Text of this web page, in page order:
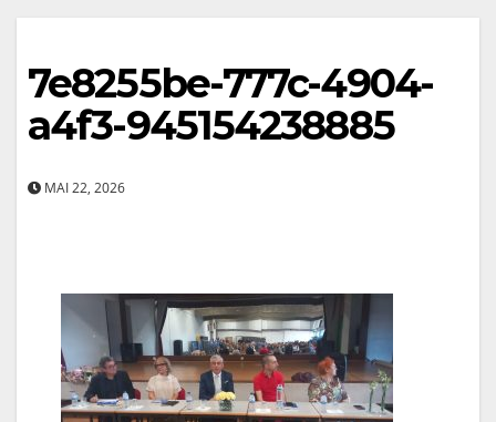
7e8255be-777c-4904-
a4f3-945154238885
MAI 22, 2026